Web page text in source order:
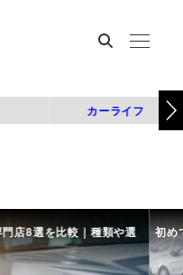
カーライフ
店8選を比較｜種類や選 初め